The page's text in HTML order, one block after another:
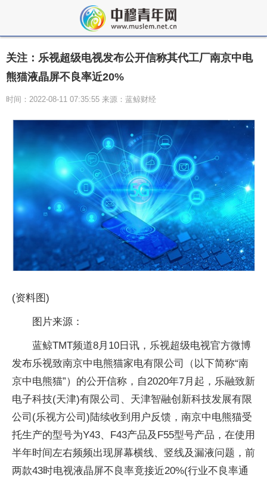
关注：乐视超级电视发布公开信称其代工厂南京中电
熊猫液晶屏不良率近20%
时间：2022-08-11 07:35:55 来源：蓝鲸财经
(资料图)
图片来源：
蓝鲸TMT频道8月10日讯，乐视超级电视官方微博
发布乐视致南京中电熊猫家电有限公司（以下简称“南
京中电熊猫”）的公开信称，自2020年7月起，乐融致新
电子科技(天津)有限公司、天津智融创新科技发展有限
公司(乐视方公司)陆续收到用户反馈，南京中电熊猫受
托生产的型号为Y43、F43产品及F55型号产品，在使用
半年时间左右频频出现屏幕横线、竖线及漏液问题，前
两款43时电视液晶屏不良率竟接近20%(行业不良率通